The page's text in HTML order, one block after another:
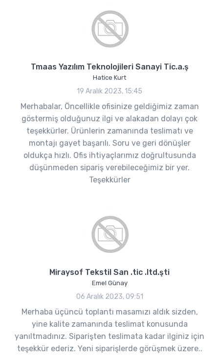
Tmaas Yazılım Teknolojileri Sanayi Tic.a.ş
Hatice Kurt
19 Aralık 2023, 15:45
Merhabalar, Öncellikle ofisinize geldiğimiz zaman
göstermiş olduğunuz ilgi ve alakadan dolayı çok
teşekkürler. Ürünlerin zamanında teslimatı ve
montajı gayet başarılı. Soru ve geri dönüşler
oldukça hızlı. Ofis ihtiyaçlarımız doğrultusunda
düşünmeden sipariş verebileceğimiz bir yer.
Teşekkürler
Miraysof Tekstil San .tic .ltd.şti
Emel Günay
06 Aralık 2023, 09:51
Merhaba üçüncü toplantı masamızı aldık sizden,
yine kalite zamanında teslimat konusunda
yanıltmadınız. Siparişten teslimata kadar ilginiz için
teşekkür ederiz. Yeni siparişlerde görüşmek üzere..